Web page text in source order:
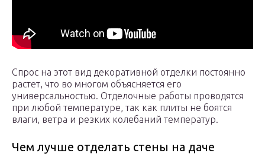
Спрос на этот вид декоративной отделки постоянно
растет, что во многом объясняется его
универсальностью. Отделочные работы проводятся
при любой температуре, так как плиты не боятся
влаги, ветра и резких колебаний температур.
Чем лучше отделать стены на даче